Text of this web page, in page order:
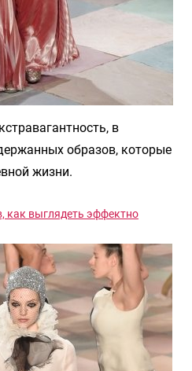
в
образов, которые
жизни.
как выглядеть эффектно